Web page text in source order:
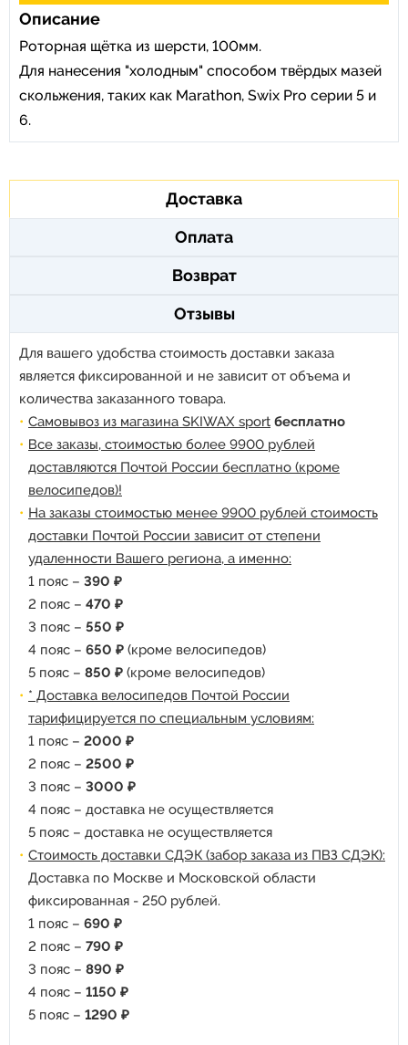
Описание
Роторная щётка из шерсти, 100мм.
Для нанесения "холодным" способом твёрдых мазей
скольжения, таких как Marathon, Swix Pro серии 5 и
6.
Доставка
Оплата
Возврат
Отзывы
Для вашего удобства стоимость доставки заказа
является фиксированной и не зависит от объема и
количества заказанного товара.
Самовывоз из магазина SKIWAX sport бесплатно
Все заказы, стоимостью более 9900 рублей
доставляются Почтой России бесплатно (кроме
велосипедов)!
На заказы стоимостью менее 9900 рублей стоимость
доставки Почтой России зависит от степени
удаленности Вашего региона, а именно:
1 пояс – 390 ₽
2 пояс – 470 ₽
3 пояс – 550 ₽
4 пояс – 650 ₽ (кроме велосипедов)
5 пояс – 850 ₽ (кроме велосипедов)
* Доставка велосипедов Почтой России
тарифицируется по специальным условиям:
1 пояс – 2000 ₽
2 пояс – 2500 ₽
3 пояс – 3000 ₽
4 пояс – доставка не осуществляется
5 пояс – доставка не осуществляется
Стоимость доставки СДЭК (забор заказа из ПВЗ СДЭК):
Доставка по Москве и Московской области
фиксированная - 250 рублей.
1 пояс – 690 ₽
2 пояс – 790 ₽
3 пояс – 890 ₽
4 пояс – 1150 ₽
5 пояс – 1290 ₽